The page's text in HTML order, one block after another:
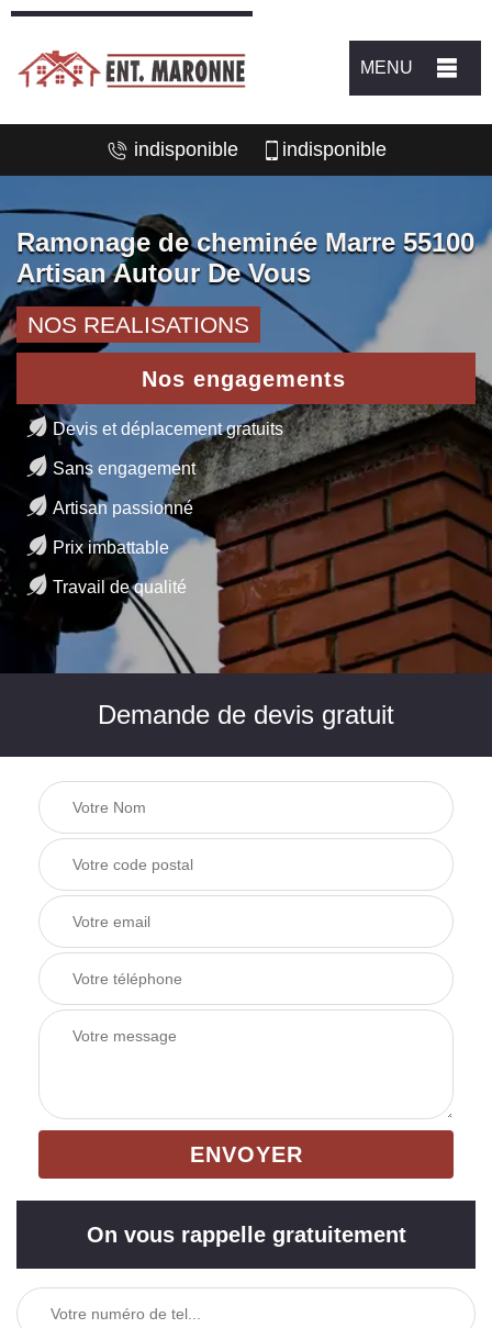
MENU
indisponible indisponible
Ramonage de cheminée Marre 55100
Artisan Autour De Vous
NOS REALISATIONS
Nos engagements
Devis et déplacement gratuits
Sans engagement
Artisan passionné
Prix imbattable
Travail de qualité
Demande de devis gratuit
On vous rappelle gratuitement